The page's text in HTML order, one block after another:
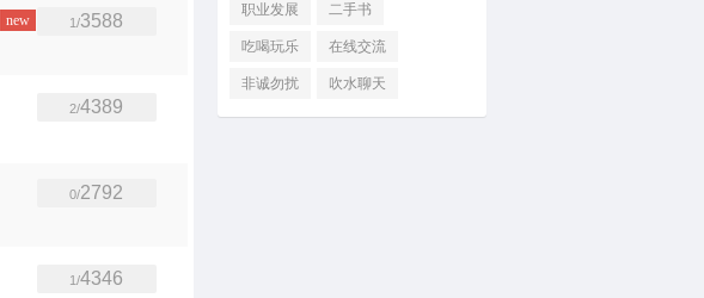
new 1/3588
2/4389
0/2792
1/4346
职业发展 二手书
吃喝玩乐 在线交流
非诚勿扰 吹水聊天